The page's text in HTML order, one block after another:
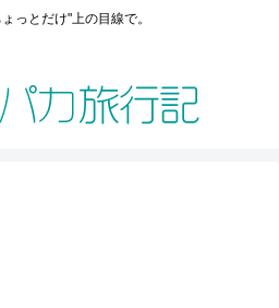
っとだけ"上の目線で。